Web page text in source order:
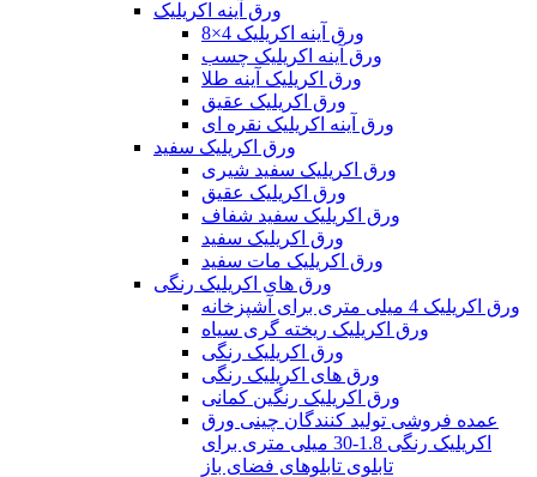
ورق آینه اکریلیک
ورق آینه اکریلیک 4×8
ورق آینه اکریلیک چسب
ورق اکریلیک آینه طلا
ورق اکریلیک عقیق
ورق آینه اکریلیک نقره ای
ورق اکریلیک سفید
ورق اکریلیک سفید شیری
ورق اکریلیک عقیق
ورق اکریلیک سفید شفاف
ورق اکریلیک سفید
ورق اکریلیک مات سفید
ورق های اکریلیک رنگی
ورق اکریلیک 4 میلی متری برای آشپزخانه
ورق اکریلیک ریخته گری سیاه
ورق اکریلیک رنگی
ورق های اکریلیک رنگی
ورق اکریلیک رنگین کمانی
عمده فروشی تولید کنندگان چینی ورق
اکریلیک رنگی 1.8-30 میلی متری برای
تابلوی تابلوهای فضای باز